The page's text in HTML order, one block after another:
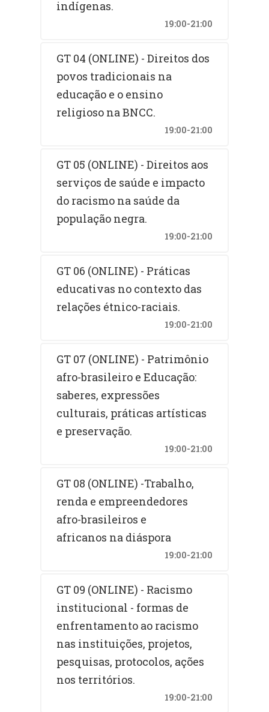
indígenas.
19:00-21:00
GT 04 (ONLINE) - Direitos dos
povos tradicionais na
educação e o ensino
religioso na BNCC.
19:00-21:00
GT 05 (ONLINE) - Direitos aos
serviços de saúde e impacto
do racismo na saúde da
população negra.
19:00-21:00
GT 06 (ONLINE) - Práticas
educativas no contexto das
relações étnico-raciais.
19:00-21:00
GT 07 (ONLINE) - Patrimônio
afro-brasileiro e Educação:
saberes, expressões
culturais, práticas artísticas
e preservação.
19:00-21:00
GT 08 (ONLINE) -Trabalho,
renda e empreendedores
afro-brasileiros e
africanos na diáspora
19:00-21:00
GT 09 (ONLINE) - Racismo
institucional - formas de
enfrentamento ao racismo
nas instituições, projetos,
pesquisas, protocolos, ações
nos territórios.
19:00-21:00